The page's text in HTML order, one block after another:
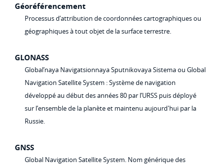
Géoréférencement
Processus d’attribution de coordonnées cartographiques ou
géographiques à tout objet de la surface terrestre.
GLONASS
Global’naya Navigatsionnaya Sputnikovaya Sistema ou Global
Navigation Satellite System : Système de navigation
développé au début des années 80 par l’URSS puis déployé
sur l’ensemble de la planète et maintenu aujourd'hui par la
Russie.
GNSS
Global Navigation Satellite System. Nom générique des